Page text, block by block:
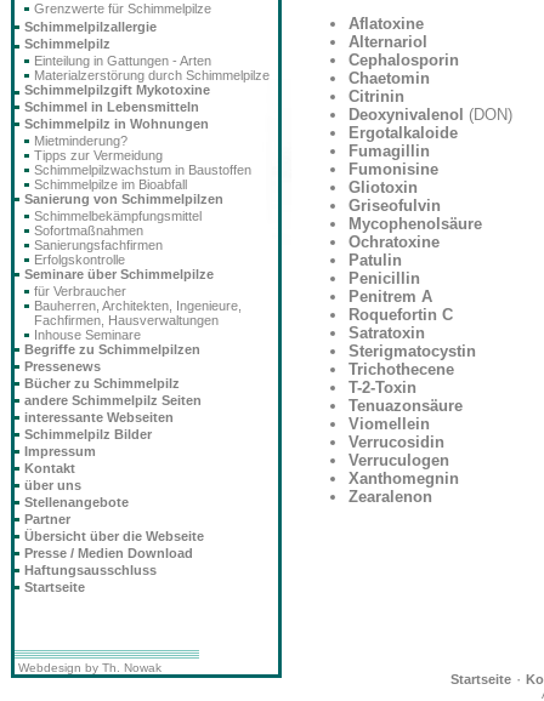
Aflatoxine
Alternariol
Cephalosporin
Chaetomin
Citrinin
Deoxynivalenol (DON)
Ergotalkaloide
Fumagillin
Fumonisine
Gliotoxin
Griseofulvin
Mycophenolsäure
Ochratoxine
Patulin
Penicillin
Penitrem A
Roquefortin C
Satratoxin
Sterigmatocystin
Trichothecene
T-2-Toxin
Tenuazonsäure
Viomellein
Verrucosidin
Verruculogen
Xanthomegnin
Zearalenon
Startseite·
Grenzwerte für Schimmelpilze
Schimmelpilzallergie
Schimmelpilz
Einteilung in Gattungen - Arten
Materialzerstörung durch Schimmelpilze
Schimmelpilzgift Mykotoxine
Schimmel in Lebensmitteln
Schimmelpilz in Wohnungen
Mietminderung?
Tipps zur Vermeidung
Schimmelpilzwachstum in Baustoffen
Schimmelpilze im Bioabfall
Sanierung von Schimmelpilzen
Schimmelbekämpfungsmittel
Sofortmaßnahmen
Sanierungsfachfirmen
Erfolgskontrolle
Seminare über Schimmelpilze
für Verbraucher
Bauherren, Architekten, Ingenieure,
Fachfirmen, Hausverwaltungen
Inhouse Seminare
Begriffe zu Schimmelpilzen
Pressenews
Bücher zu Schimmelpilz
andere Schimmelpilz Seiten
interessante Webseiten
Schimmelpilz Bilder
Impressum
Kontakt
über uns
Stellenangebote
Partner
Übersicht über die Webseite
Presse / Medien Download
Haftungsausschluss
Startseite
Webdesign by Th. Nowak